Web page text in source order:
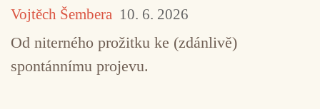
Vojtěch Šembera 10. 6. 2026
Od niterného prožitku ke (zdánlivě)
spontánnímu projevu.